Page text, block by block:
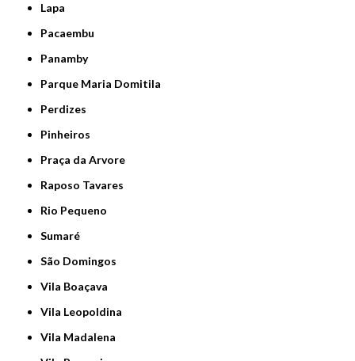
Lapa
Pacaembu
Panamby
Parque Maria Domitila
Perdizes
Pinheiros
Praça da Arvore
Raposo Tavares
Rio Pequeno
Sumaré
São Domingos
Vila Boaçava
Vila Leopoldina
Vila Madalena